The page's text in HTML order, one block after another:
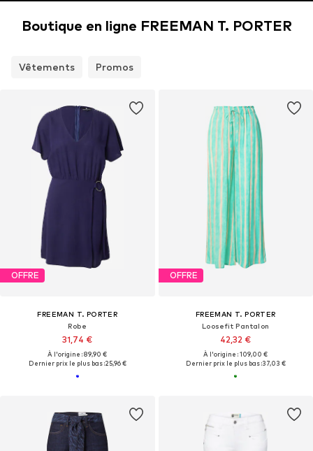
Boutique en ligne FREEMAN T. PORTER
Vêtements Promos
OFFRE
FREEMAN T. PORTER
Robe
31,74 €
À l'origine : 89,90 €
Dernier prix le plus bas :25,96 €
OFFRE
FREEMAN T. PORTER
Loosefit Pantalon
42,32 €
À l'origine : 109,00 €
Dernier prix le plus bas :37,03 €